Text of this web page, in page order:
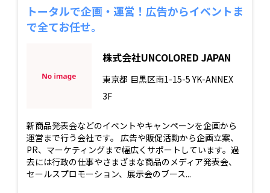
トータルで企画・運営！広告からイベントま
で全てお任せ。
株式会社UNCOLORED JAPAN
東京都 目黒区南1-15-5 YK-ANNEX
3F
新商品発表会などのイベントやキャンペーンを企画から
運営まで行う会社です。 広告や販促活動から企画立案、
PR、マーケティングまで幅広くサポートしています。過
去には行政の仕事やさまざまな商品のメディア発表会、
セールスプロモーション、展示会のブース...